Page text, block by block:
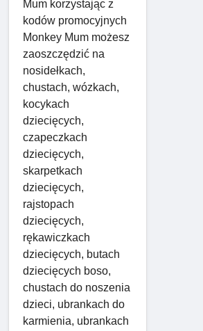
Mum korzystając z
kodów promocyjnych
Monkey Mum możesz
zaoszczędzić na
nosidełkach,
chustach, wózkach,
kocykach
dziecięcych,
czapeczkach
dziecięcych,
skarpetkach
dziecięcych,
rajstopach
dziecięcych,
rękawiczkach
dziecięcych, butach
dziecięcych boso,
chustach do noszenia
dzieci, ubrankach do
karmienia, ubrankach